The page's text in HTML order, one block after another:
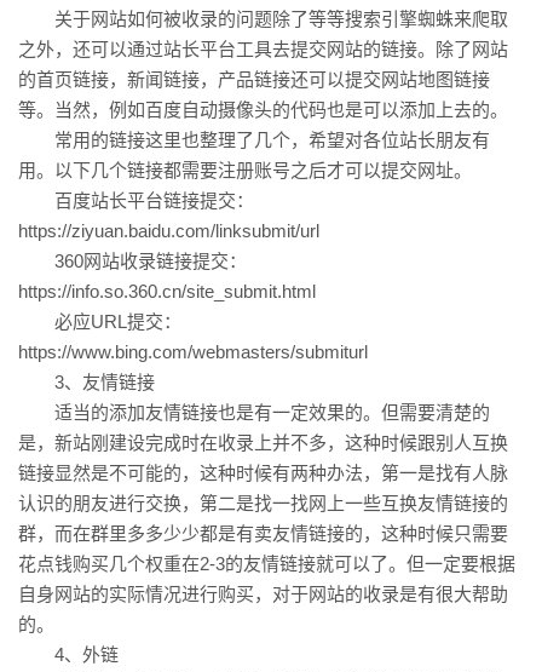
关于网站如何被收录的问题除了等等搜索引擎蜘蛛来爬取
之外，还可以通过站长平台工具去提交网站的链接。除了网站
的首页链接，新闻链接，产品链接还可以提交网站地图链接
等。当然，例如百度自动摄像头的代码也是可以添加上去的。
常用的链接这里也整理了几个，希望对各位站长朋友有
用。以下几个链接都需要注册账号之后才可以提交网址。
百度站长平台链接提交：
https://ziyuan.baidu.com/linksubmit/url
360网站收录链接提交：
https://info.so.360.cn/site_submit.html
必应URL提交：
https://www.bing.com/webmasters/submiturl
3、友情链接
适当的添加友情链接也是有一定效果的。但需要清楚的
是，新站刚建设完成时在收录上并不多，这种时候跟别人互换
链接显然是不可能的，这种时候有两种办法，第一是找有人脉
认识的朋友进行交换，第二是找一找网上一些互换友情链接的
群，而在群里多多少少都是有卖友情链接的，这种时候只需要
花点钱购买几个权重在2-3的友情链接就可以了。但一定要根据
自身网站的实际情况进行购买，对于网站的收录是有很大帮助
的。
4、外链